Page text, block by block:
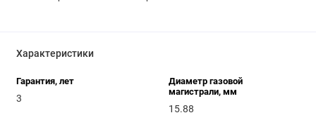
Характеристики
Гарантия, лет
3
Диаметр газовой
магистрали, мм
15.88